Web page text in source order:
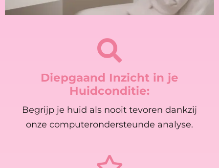
Diepgaand Inzicht in je
Huidconditie:
Begrijp je huid als nooit tevoren dankzij
onze computerondersteunde analyse.